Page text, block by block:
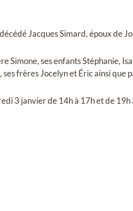
Jacques Simard, époux de
Simone, ses enfants Stéphanie,
frères Jocelyn et Éric ainsi que
3 janvier de 14h à 17h et de 19h